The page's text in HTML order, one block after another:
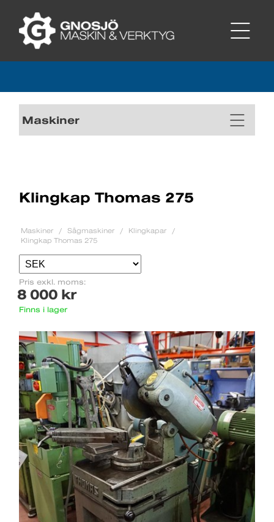
Maskiner
Klingkap Thomas 275
Maskiner Sågmaskiner
Klingkapar
Klingkap Thomas 275
Pris exkl. moms:
8 000 kr
Finns i lager